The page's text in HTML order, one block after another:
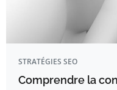
STRATÉGIES SEO
Comprendre la